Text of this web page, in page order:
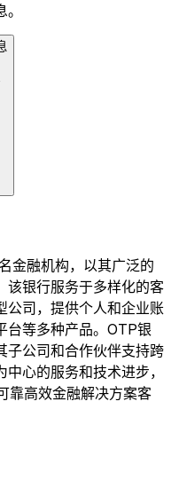
金融机构，以其广泛的
该银行服务于多样化的客
公司，提供个人和企业账
台等多种产品。OTP银
子公司和合作伙伴支持跨
心的服务和技术进步，
靠高效金融解决方案客